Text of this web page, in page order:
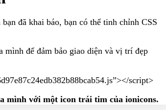
đã khai báo, bạn có thể tinh chỉnh CSS
mình để đảm bảo giao diện và vị trí đẹp
script>
mình với một icon trái tim của ionicons.